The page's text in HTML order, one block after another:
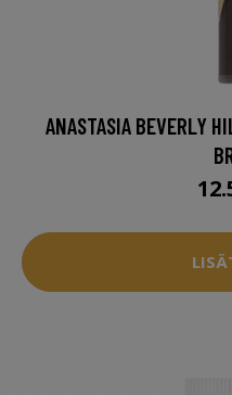
ANASTASIA BEVERLY